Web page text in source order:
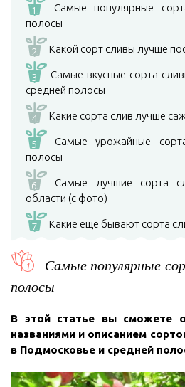
1
Самые популярные
полосы
2 Какой сорт сливы лучше
3
Самые вкусные сорта
средней полосы
4 Какие сорта слив лучше
5
Самые урожайные
полосы
6
Самые лучшие сорта
области (с фото)
7 Какие ещё бывают сорта
Самые популярные
полосы
В этой статье вы сможете
названиями и описанием
в Подмосковье и средней